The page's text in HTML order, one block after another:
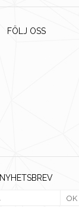
FÖLJ OSS
NYHETSBREV
OK